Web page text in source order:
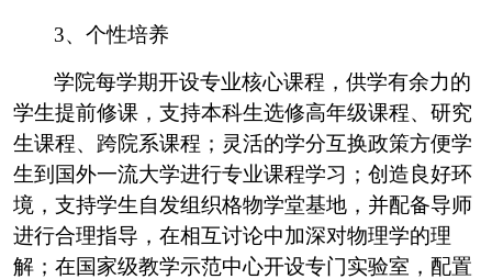
3、个性培养
学院每学期开设专业核心课程，供学有余力的
学生提前修课，支持本科生选修高年级课程、研究
生课程、跨院系课程；灵活的学分互换政策方便学
生到国外一流大学进行专业课程学习；创造良好环
境，支持学生自发组织格物学堂基地，并配备导师
进行合理指导，在相互讨论中加深对物理学的理
解；在国家级教学示范中心开设专门实验室，配置